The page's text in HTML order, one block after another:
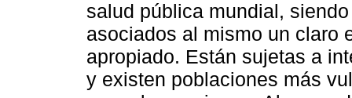
salud pública mundial,
asociados al mismo un claro
apropiado. Están sujetas a
y existen poblaciones más